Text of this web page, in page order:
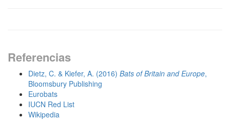
Referencias
Dietz, C. & Kiefer, A. (2016) Bats of Britain and Europe,
Bloomsbury Publishing
Eurobats
IUCN Red List
Wikipedia